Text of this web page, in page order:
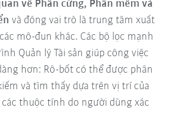
về Phần cứng, Phần mềm và
và đóng vai trò là trung tâm xuất
mô-đun khác. Các bộ lọc mạnh
Quản lý Tài sản giúp công việc
hơn: Rô-bốt có thể được phân
và tìm thấy dựa trên vị trí của
các thuộc tính do người dùng xác